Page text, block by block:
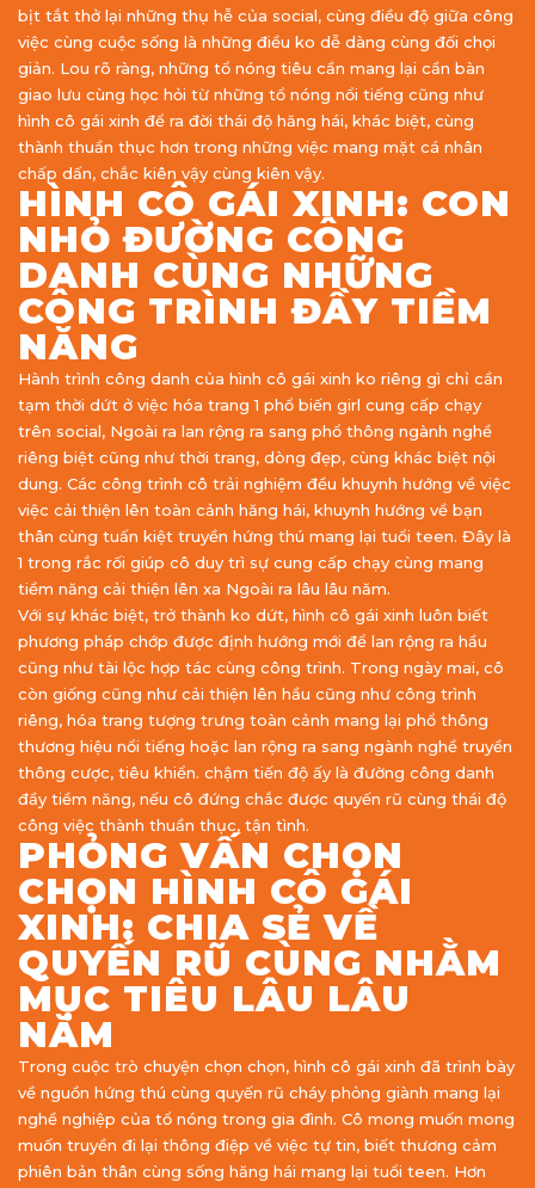
bịt tắt thở lại những thụ hễ của social, cùng điều độ giữa công
việc cùng cuộc sống là những điều ko dễ dàng cùng đối chọi
giản. Lou rõ ràng, những tổ nóng tiêu cần mang lại cần bàn
giao lưu cùng học hỏi từ những tổ nóng nổi tiếng cũng như
hình cô gái xinh để ra đời thái độ hăng hái, khác biệt, cùng
thành thuần thục hơn trong những việc mang mặt cá nhân
chấp dấn, chắc kiên vậy cùng kiên vậy.
HÌNH CÔ GÁI XINH: CON
NHỎ ĐƯỜNG CÔNG
DANH CÙNG NHỮNG
CÔNG TRÌNH ĐẦY TIỀM
NĂNG
Hành trình công danh của hình cô gái xinh ko riêng gì chỉ cần
tạm thời dứt ở việc hóa trang 1 phổ biến girl cung cấp chạy
trên social, Ngoài ra lan rộng ra sang phổ thông ngành nghề
riêng biệt cũng như thời trang, dòng đẹp, cùng khác biệt nội
dung. Các công trình cô trải nghiệm đều khuynh hướng về việc
việc cải thiện lên toàn cảnh hăng hái, khuynh hướng về bạn
thân cùng tuấn kiệt truyền hứng thú mang lại tuổi teen. Đây là
1 trong rắc rối giúp cô duy trì sự cung cấp chạy cùng mang
tiềm năng cải thiện lên xa Ngoài ra lâu lâu năm.
Với sự khác biệt, trở thành ko dứt, hình cô gái xinh luôn biết
phương pháp chớp được định hướng mới để lan rộng ra hầu
cũng như tài lộc hợp tác cùng công trình. Trong ngày mai, cô
còn giống cũng như cải thiện lên hầu cũng như công trình
riêng, hóa trang tượng trưng toàn cảnh mang lại phổ thông
thương hiệu nổi tiếng hoặc lan rộng ra sang ngành nghề truyền
thông cược, tiêu khiển. chậm tiến độ ấy là đường công danh
đầy tiềm năng, nếu cô đứng chắc được quyến rũ cùng thái độ
công việc thành thuần thục, tận tình.
PHỎNG VẤN CHỌN
CHỌN HÌNH CÔ GÁI
XINH: CHIA SẺ VỀ
QUYẾN RŨ CÙNG NHẰM
MỤC TIÊU LÂU LÂU
NĂM
Trong cuộc trò chuyện chọn chọn, hình cô gái xinh đã trình bày
về nguồn hứng thú cùng quyến rũ cháy phỏng giành mang lại
nghề nghiệp của tổ nóng trong gia đình. Cô mong muốn mong
muốn truyền đi lại thông điệp về việc tự tin, biết thương cảm
phiên bản thân cùng sống hăng hái mang lại tuổi teen. Hơn